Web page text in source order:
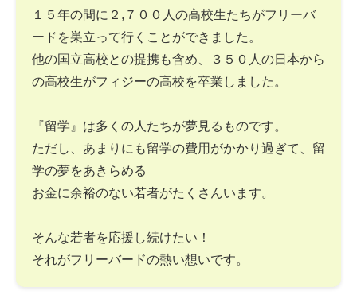
１５年の間に２,７００人の高校生たちがフリーバ
ードを巣立って行くことができました。
他の国立高校との提携も含め、３５０人の日本から
の高校生がフィジーの高校を卒業しました。
『留学』は多くの人たちが夢見るものです。
ただし、あまりにも留学の費用がかかり過ぎて、留
学の夢をあきらめる
お金に余裕のない若者がたくさんいます。
そんな若者を応援し続けたい！
それがフリーバードの熱い想いです。